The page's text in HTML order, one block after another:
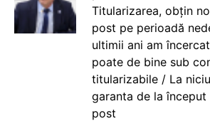
Titularizarea, obțin
post pe perioadă
ultimii ani am
poate de bine sub
titularizabile / La
garanta de la început
post